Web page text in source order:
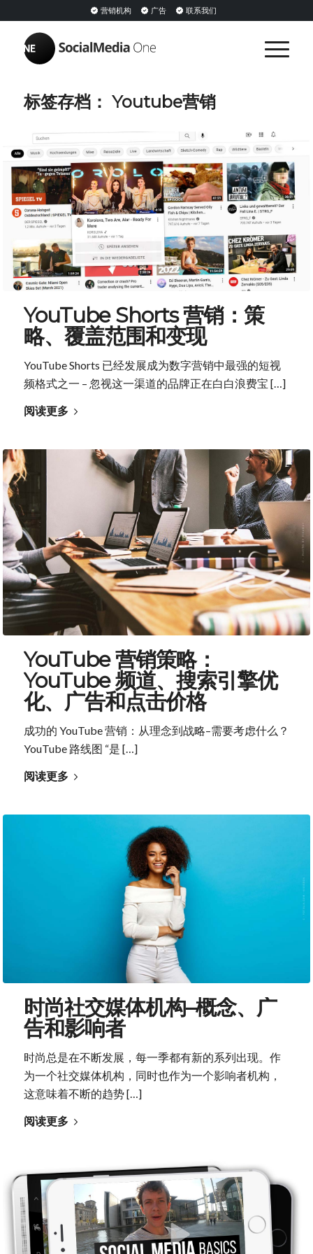
营销机构 广告 联系我们
标签存档： Youtube营销
YouTube Shorts 营销：策
略、覆盖范围和变现
YouTube Shorts 已经发展成为数字营销中最强的短视
频格式之一 – 忽视这一渠道的品牌正在白白浪费宝 […]
阅读更多
YouTube 营销策略：
YouTube 频道、搜索引擎优
化、广告和点击价格
成功的 YouTube 营销：从理念到战略–需要考虑什么？
YouTube 路线图 “是 […]
阅读更多
时尚社交媒体机构–概念、广
告和影响者
时尚总是在不断发展，每一季都有新的系列出现。作
为一个社交媒体机构，同时也作为一个影响者机构，
这意味着不断的趋势 […]
阅读更多